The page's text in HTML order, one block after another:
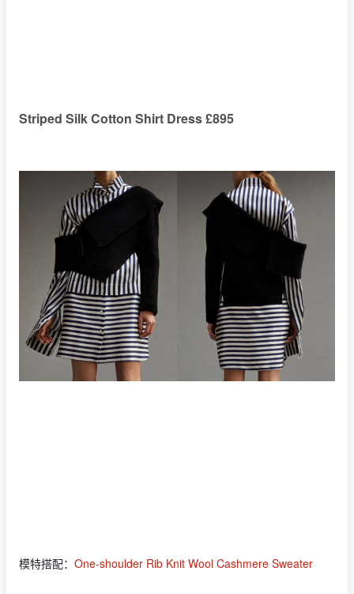
Striped Silk Cotton Shirt Dress £895
模特搭配： One-shoulder Rib Knit Wool Cashmere Sweater